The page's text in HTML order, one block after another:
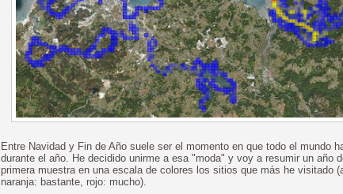
Entre Navidad y Fin de Año suele ser el momento en que todo el mundo
durante el año. He decidido unirme a esa "moda" y voy a resumir un año
primera muestra en una escala de colores los sitios que más he visitado
naranja: bastante, rojo: mucho).